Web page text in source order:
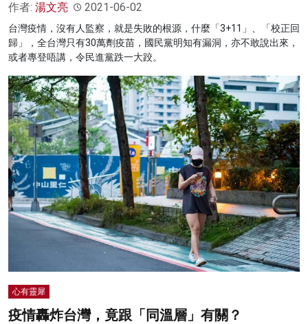
作者: 湯文亮 2021-06-02
台灣疫情，沒有人監察，就是失敗的根源，什麼「3+11」、「校正回
歸」，全台灣只有30萬劑疫苗，國民黨明知有漏洞，亦不敢說出來，
或者專登唔講，令民進黨跌一大跤。
心有靈犀
疫情轟炸台灣，竟跟「同溫層」有關？